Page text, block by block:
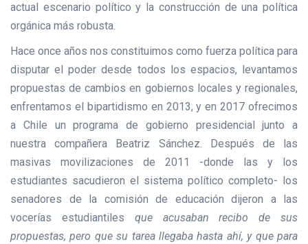
actual escenario político y la construcción de una política
orgánica más robusta.
Hace once años nos constituimos como fuerza política para
disputar el poder desde todos los espacios, levantamos
propuestas de cambios en gobiernos locales y regionales,
enfrentamos el bipartidismo en 2013, y en 2017 ofrecimos
a Chile un programa de gobierno presidencial junto a
nuestra compañera Beatriz Sánchez. Después de las
masivas movilizaciones de 2011 -donde las y los
estudiantes sacudieron el sistema político completo- los
senadores de la comisión de educación dijeron a las
vocerías estudiantiles que acusaban recibo de sus
propuestas, pero que su tarea llegaba hasta ahí, y que para